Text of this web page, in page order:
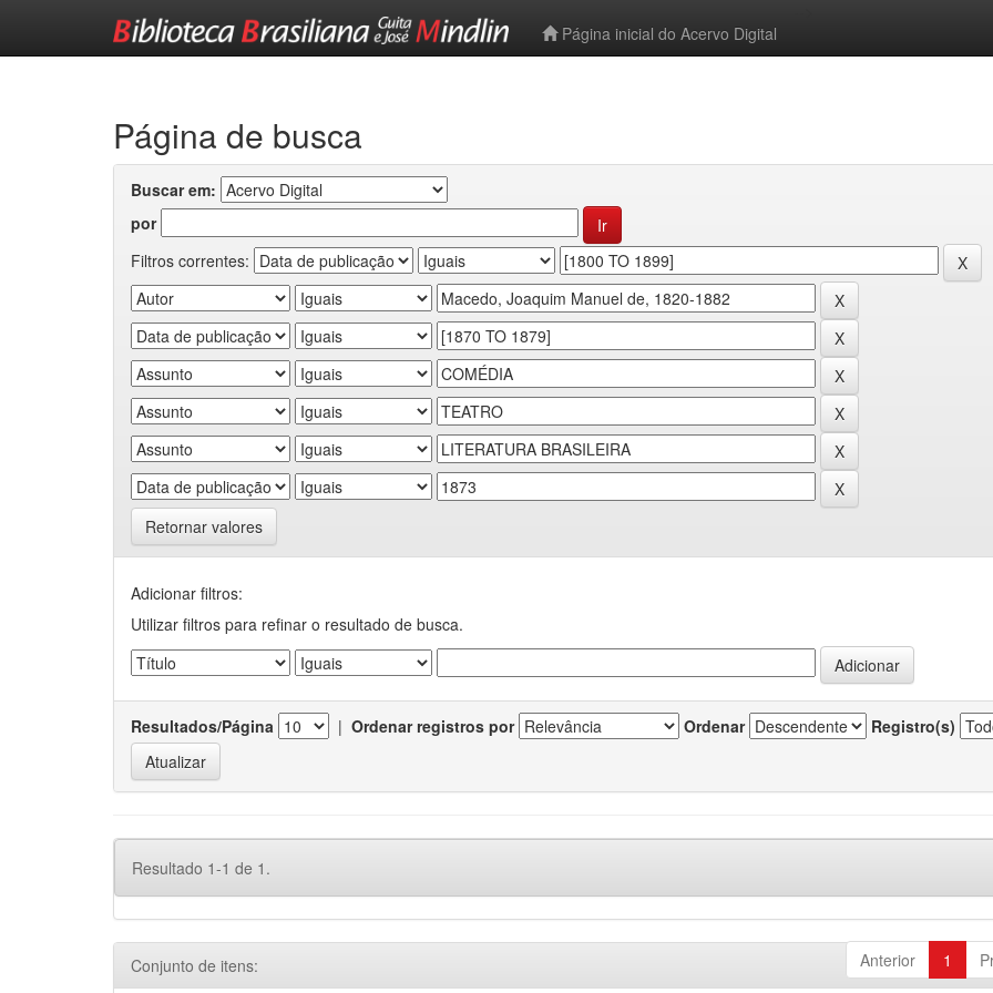
Página inicial do Acervo Digital
Página de busca
Buscar em:
por
Filtros correntes:
Retornar valores
Adicionar filtros:
Utilizar filtros para refinar o resultado de busca.
Resultados/Página | Ordenar registros por Ordenar Registro(s)
Resultado 1-1 de 1.
Anterior 1
Conjunto de itens: